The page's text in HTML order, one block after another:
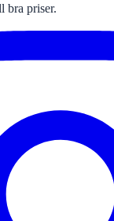
bra priser.